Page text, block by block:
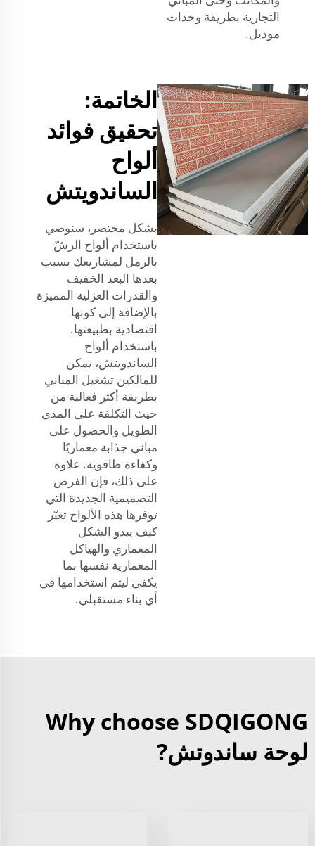
التجارية بطريقة وحدات
موديل.
الخاتمة:
تحقيق فوائد
ألواح
الساندويتش
بشكل مختصر، سنوصي
باستخدام ألواح الرشّ
بالرمل لمشاريعك بسبب
بعدها البعد الخفيف
والقدرات العزلية المميزة
بالإضافة إلى كونها
اقتصادية بطبيعتها.
باستخدام ألواح
الساندويتش، يمكن
للمالكين تشغيل المباني
بطريقة أكثر فعالية من
حيث التكلفة على المدى
الطويل والحصول على
مباني جذابة معماريًا
وكفاءة طاقوية. علاوة
على ذلك، فإن الفرص
التصميمية الجديدة التي
توفرها هذه الألواح تغيّر
كيف يبدو الشكل
المعماري والهياكل
المعمارية نفسها بما
يكفي ليتم استخدامها في
أي بناء مستقبلي.
Why choose SDQIGONG
لوحة ساندوتش?